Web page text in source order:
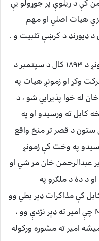
کې د ريلوې پر جوړولو يې
هيات اصلي او مهم
ډيورنډ د کرښې تثبيت و .
ډيورنډ د خپل سفر په ارتباط ليکي (( مونږ د ١٨٩٣ کال د سپتمبر د
وکړ او زمونږ هيات په
له خوا پذيرايي شو ، د
کابل ته ورسيدو او په
ستون د قصر تر منځ واقع
په وخت کې زمونږ
خان مړ شي او
د دۀ د ملګرو په
کې مذاکرات ډېر بطي وو
د امير د اسلحه جوړولو ماهر Mr. Pyne چې امير ته ډېر نژدې وو ،
امير ته مشوره ورکوله